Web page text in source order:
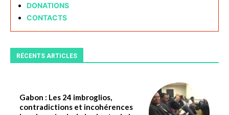
DONATIONS
CONTACTS
RÉCENTS ARTICLES
Gabon : Les 24 imbroglios,
contradictions et incohérences